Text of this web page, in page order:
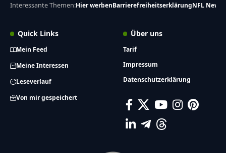
Interessante Themen:Hier werbenBarrierefreiheitserklärungNFL News
Quick Links
Mein Feed
Meine Interessen
Leseverlauf
Von mir gespeichert
Über uns
Tarif
Impressum
Datenschutzerklärung